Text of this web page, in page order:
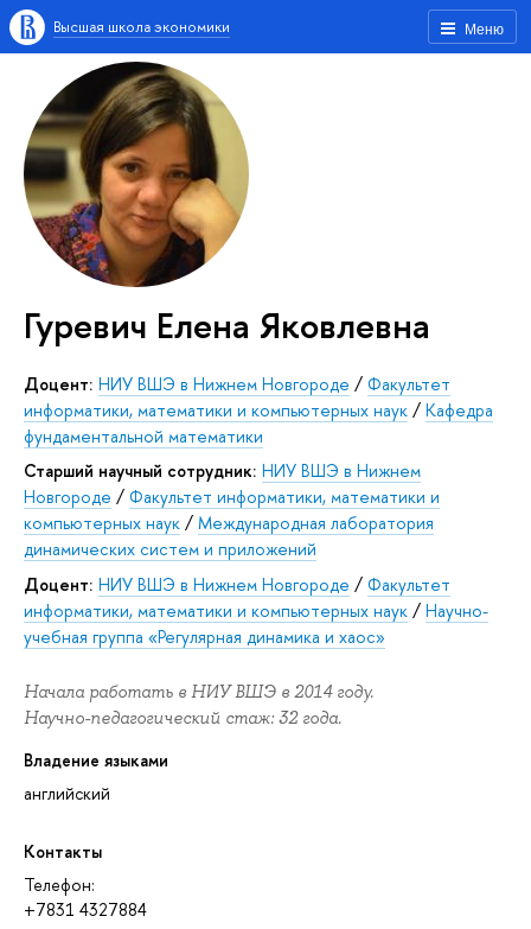
Меню
Высшая школа экономики
Гуревич Елена Яковлевна
Доцент: НИУ ВШЭ в Нижнем Новгороде / Факультет
информатики, математики и компьютерных наук / Кафедра
фундаментальной математики
Старший научный сотрудник: НИУ ВШЭ в Нижнем
Новгороде / Факультет информатики, математики и
компьютерных наук / Международная лаборатория
динамических систем и приложений
Доцент: НИУ ВШЭ в Нижнем Новгороде / Факультет
информатики, математики и компьютерных наук / Научно-
учебная группа «Регулярная динамика и хаос»
Начала работать в НИУ ВШЭ в 2014 году.
Научно-педагогический стаж: 32 года.
Владение языками
английский
Контакты
Телефон:
+7831 4327884